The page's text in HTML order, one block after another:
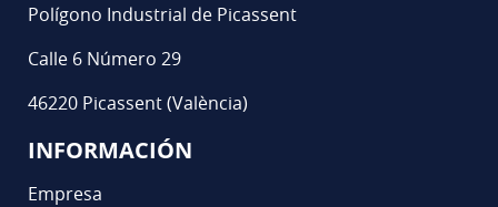
Polígono Industrial de Picassent
Calle 6 Número 29
46220 Picassent (València)
INFORMACIÓN
Empresa